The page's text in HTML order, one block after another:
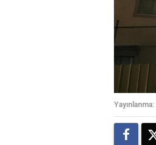
Yayınlanma: